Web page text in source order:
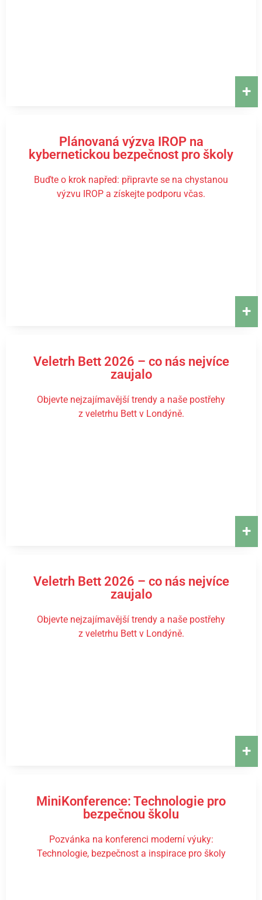
+
Plánovaná výzva IROP na
kybernetickou bezpečnost pro školy
Buďte o krok napřed: připravte se na chystanou
výzvu IROP a získejte podporu včas.
+
Veletrh Bett 2026 – co nás nejvíce
zaujalo
Objevte nejzajímavější trendy a naše postřehy
z veletrhu Bett v Londýně.
+
Veletrh Bett 2026 – co nás nejvíce
zaujalo
Objevte nejzajímavější trendy a naše postřehy
z veletrhu Bett v Londýně.
+
MiniKonference: Technologie pro
bezpečnou školu
Pozvánka na konferenci moderní výuky:
Technologie, bezpečnost a inspirace pro školy